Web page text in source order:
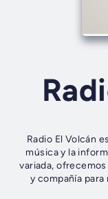
Radio El Volcán es la señal que enciende la energía de la
música y la
variada,
y compañía